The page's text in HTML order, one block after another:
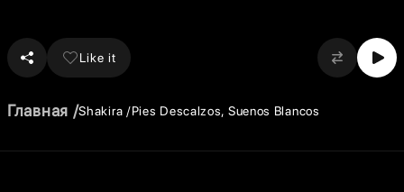
Like it
Главная Shakira Pies Descalzos, Suenos Blancos